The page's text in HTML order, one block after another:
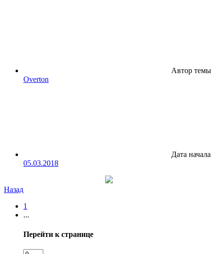
Автор темы
Overton
Дата начала
05.03.2018
Назад
1
...
Перейти к странице